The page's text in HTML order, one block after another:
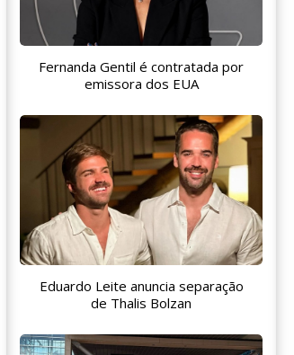
Fernanda Gentil é contratada por
emissora dos EUA
Eduardo Leite anuncia separação
de Thalis Bolzan